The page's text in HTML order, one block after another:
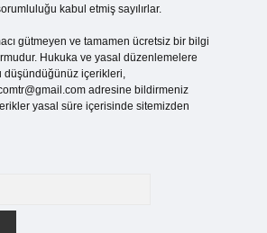
kabul etmiş sayılırlar.
gütmeyen ve tamamen ücretsiz bir bilgi
Hukuka ve yasal düzenlemelere
düşündüğünüz içerikleri,
adresine bildirmeniz
yasal süre içerisinde sitemizden